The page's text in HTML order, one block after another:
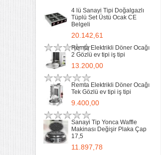
4 lü Sanayi Tipi Doğalgazlı
Tüplü Set Üstü Ocak CE
Belgeli
20.142,61
Remta Elektrikli Döner Ocağı
2 Gözlü ev tipi iş tipi
13.200,00
Remta Elektrikli Döner Ocağı
Tek Gözlü ev tipi iş tipi
9.400,00
Sanayi Tip Yonca Waffle
Makinası Değişir Plaka Çap
17,5
11.897,78